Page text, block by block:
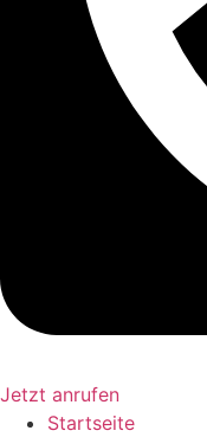
Jetzt anrufen
Startseite